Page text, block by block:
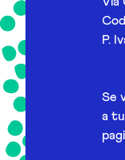
P.
Se
a